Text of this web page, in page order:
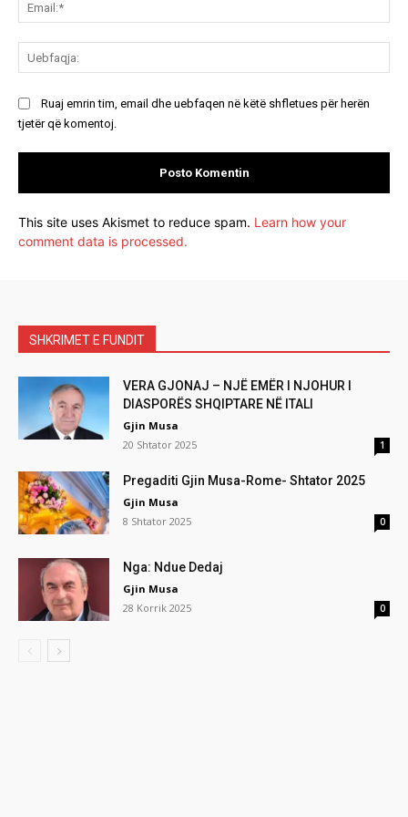
Ruaj emrin tim, email dhe uebfaqen në këtë shfletues për herën
tjetër që komentoj.
This site uses Akismet to reduce spam. Learn how your
comment data is processed.
SHKRIMET E FUNDIT
VERA GJONAJ – NJË EMËR I NJOHUR I
DIASPORËS SHQIPTARE NË ITALI
Gjin Musa
20 Shtator 2025
1
Pregaditi Gjin Musa-Rome- Shtator 2025
Gjin Musa
8 Shtator 2025
0
Nga: Ndue Dedaj
Gjin Musa
28 Korrik 2025
0